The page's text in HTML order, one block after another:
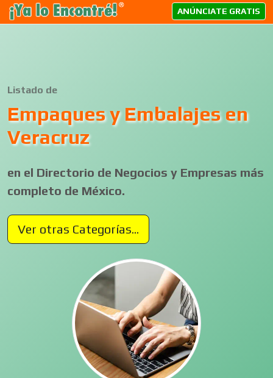
ANÚNCIATE GRATIS
Listado de
Empaques y Embalajes en
Veracruz
en el Directorio de Negocios y Empresas más
completo de México.
Ver otras Categorías...